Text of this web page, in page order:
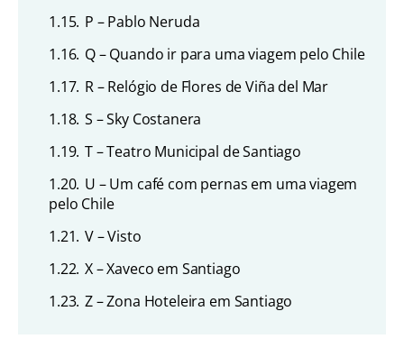
1.15. P – Pablo Neruda
1.16. Q – Quando ir para uma viagem pelo Chile
1.17. R – Relógio de Flores de Viña del Mar
1.18. S – Sky Costanera
1.19. T – Teatro Municipal de Santiago
1.20. U – Um café com pernas em uma viagem
pelo Chile
1.21. V – Visto
1.22. X – Xaveco em Santiago
1.23. Z – Zona Hoteleira em Santiago